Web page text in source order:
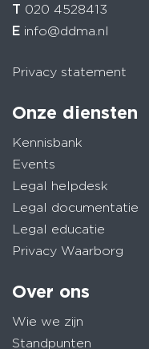
T 020 4528413
E info@ddma.nl
Privacy statement
Onze diensten
Kennisbank
Events
Legal helpdesk
Legal documentatie
Legal educatie
Privacy Waarborg
Over ons
Wie we zijn
Standpunten